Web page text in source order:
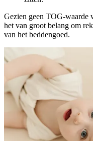
Gezien geen TOG-waarde
het van groot belang om
van het beddengoed.